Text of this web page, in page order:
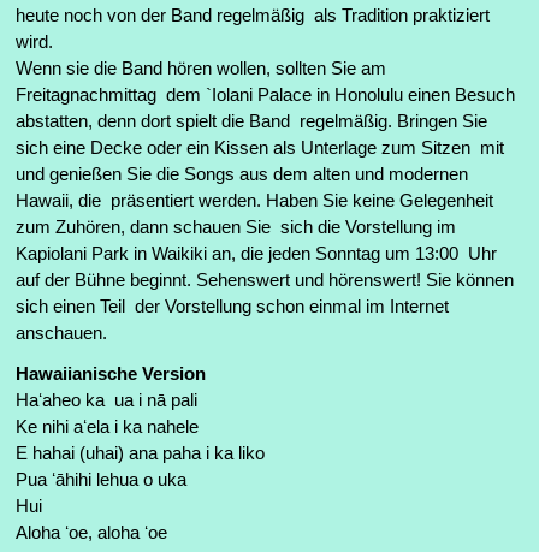
heute noch von der Band regelmäßig als Tradition praktiziert
wird.
Wenn sie die Band hören wollen, sollten Sie am
Freitagnachmittag dem `Iolani Palace in Honolulu einen Besuch
abstatten, denn dort spielt die Band regelmäßig. Bringen Sie
sich eine Decke oder ein Kissen als Unterlage zum Sitzen mit
und genießen Sie die Songs aus dem alten und modernen
Hawaii, die präsentiert werden. Haben Sie keine Gelegenheit
zum Zuhören, dann schauen Sie sich die Vorstellung im
Kapiolani Park in Waikiki an, die jeden Sonntag um 13:00 Uhr
auf der Bühne beginnt. Sehenswert und hörenswert! Sie können
sich einen Teil der Vorstellung schon einmal im Internet
anschauen.
Hawaiianische Version
Haʻaheo ka ua i nā pali
Ke nihi aʻela i ka nahele
E hahai (uhai) ana paha i ka liko
Pua ʻāhihi lehua o uka
Hui
Aloha ʻoe, aloha ʻoe